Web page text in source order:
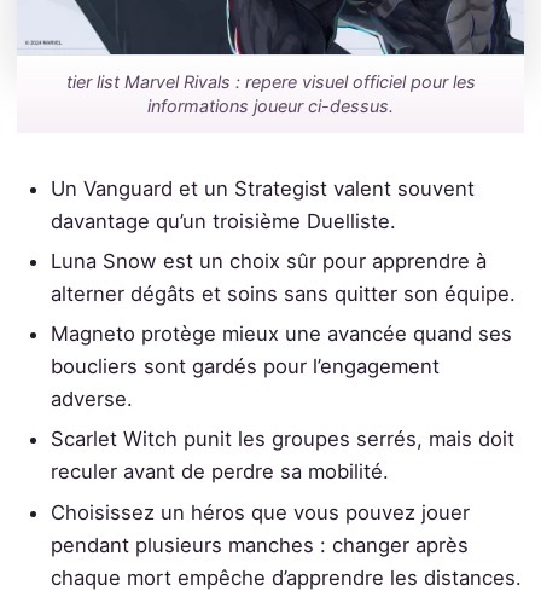
tier list Marvel Rivals : repere visuel officiel pour les
informations joueur ci-dessus.
Un Vanguard et un Strategist valent souvent
davantage qu’un troisième Duelliste.
Luna Snow est un choix sûr pour apprendre à
alterner dégâts et soins sans quitter son équipe.
Magneto protège mieux une avancée quand ses
boucliers sont gardés pour l’engagement
adverse.
Scarlet Witch punit les groupes serrés, mais doit
reculer avant de perdre sa mobilité.
Choisissez un héros que vous pouvez jouer
pendant plusieurs manches : changer après
chaque mort empêche d’apprendre les distances.